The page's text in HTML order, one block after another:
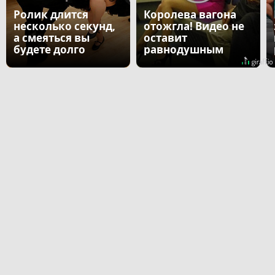
Ролик длится
несколько секунд,
а смеяться вы
будете долго
Королева вагона
отожгла! Видео не
оставит
равнодушным